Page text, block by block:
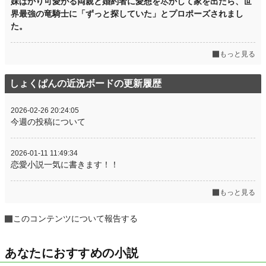
界最強の竜騎士に「ずっと探していた」とプロポーズされまし
た。
もっと見る
しょくぱんの近況ボードの更新履歴
2026-02-26 20:24:05
今週の投稿について
2026-01-11 11:49:34
恋愛小説一気に書きます！！
もっと見る
このコンテンツについて報告する
あなたにおすすめの小説